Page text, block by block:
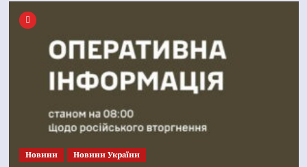
Новини Новини України